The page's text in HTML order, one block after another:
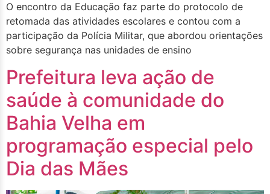
O encontro da Educação faz parte do protocolo de
retomada das atividades escolares e contou com a
participação da Polícia Militar, que abordou orientações
sobre segurança nas unidades de ensino
Prefeitura leva ação de
saúde à comunidade do
Bahia Velha em
programação especial pelo
Dia das Mães